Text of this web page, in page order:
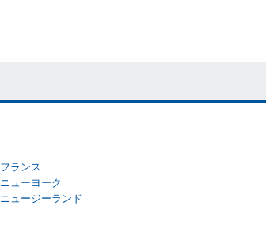
フランス
ニューヨーク
ニュージーランド